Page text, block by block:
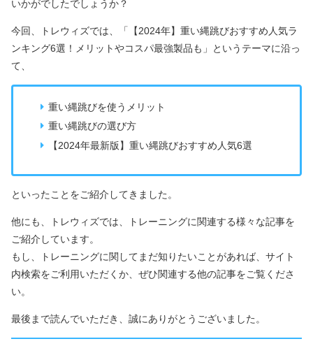
いかがでしたでしょうか？
今回、トレウィズでは、「【2024年】重い縄跳びおすすめ人気ラ
ンキング6選！メリットやコスパ最強製品も」というテーマに沿っ
て、
重い縄跳びを使うメリット
重い縄跳びの選び方
【2024年最新版】重い縄跳びおすすめ人気6選
といったことをご紹介してきました。
他にも、トレウィズでは、トレーニングに関連する様々な記事を
ご紹介しています。
もし、トレーニングに関してまだ知りたいことがあれば、サイト
内検索をご利用いただくか、ぜひ関連する他の記事をご覧くださ
い。
最後まで読んでいただき、誠にありがとうございました。